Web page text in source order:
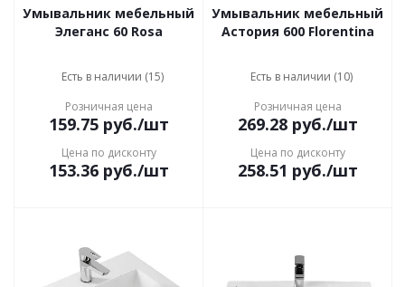
Умывальник мебельный
Элеганс 60 Rosa
Есть в наличии (15)
Розничная цена
159.75руб./шт
Цена по дисконту
153.36руб./шт
Умывальник мебельный
Астория 600 Florentina
Есть в наличии (10)
Розничная цена
269.28руб./шт
Цена по дисконту
258.51 руб./шт